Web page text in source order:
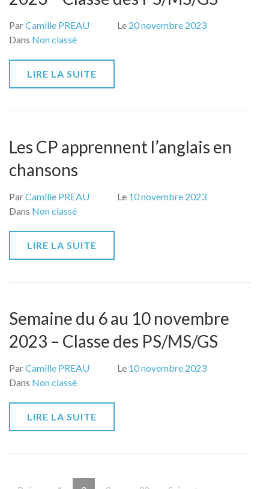
ParCamille PREAU Le 20 novembre 2023
Dans Non classé
LIRE LA SUITE
Les CP apprennent l’anglais en
chansons
ParCamille PREAU Le 10 novembre 2023
Dans Non classé
LIRE LA SUITE
Semaine du 6 au 10 novembre
2023 – Classe des PS/MS/GS
ParCamille PREAU Le 10 novembre 2023
Dans Non classé
LIRE LA SUITE
Pagination